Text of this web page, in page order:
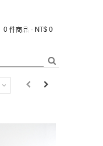
0 件商品 - NT$ 0